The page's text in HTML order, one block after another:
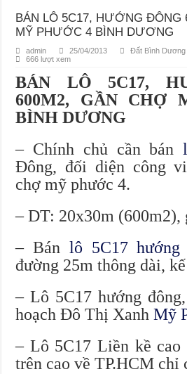
BÁN LÔ 5C17, HƯỚNG ĐÔNG
MỸ PHƯỚC 4 BÌNH DƯƠNG
admin 25/04/2013 Đất Bình Dương
666 lượt xem
BÁN LÔ 5C17,
600M2, GẦN CHỢ
BÌNH DƯƠNG
– Chính chủ cần bán
Đông, đối diện công
chợ mỹ phước 4.
– DT: 20x30m (600m2),
– Bán lô 5C17 hướng
đường 25m thông dài,
– Lô 5C17 hướng
hoạch Đô Thị XanhMỹ
– Lô 5C17 Liền kề cao
trên cao về TP.HCM chỉ